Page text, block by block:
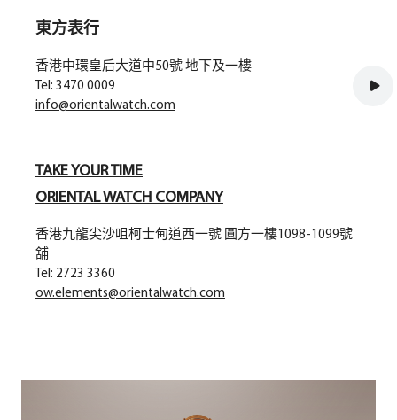
東方表行
香港中環皇后大道中50號 地下及一樓
Tel: 3470 0009
info@orientalwatch.com
TAKE YOUR TIME
ORIENTAL WATCH COMPANY
香港九龍尖沙咀柯士甸道西一號 圓方一樓1098-1099號
舖
Tel: 2723 3360
ow.elements@orientalwatch.com